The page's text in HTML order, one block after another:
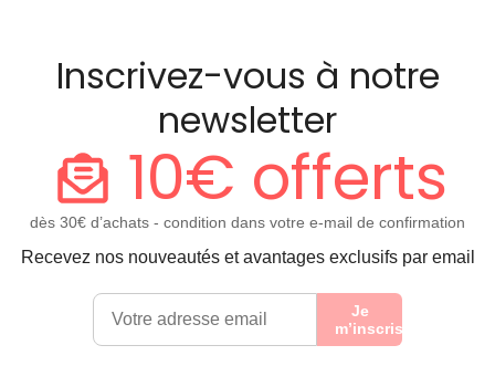
Inscrivez-vous à notre
newsletter
10€ offerts
dès 30€ d’achats - condition dans votre e-mail de confirmation
Recevez nos nouveautés et avantages exclusifs par email
Je
m’inscris